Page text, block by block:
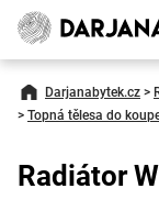
Darjanabytek.cz >
> Topná tělesa do
Radiátor